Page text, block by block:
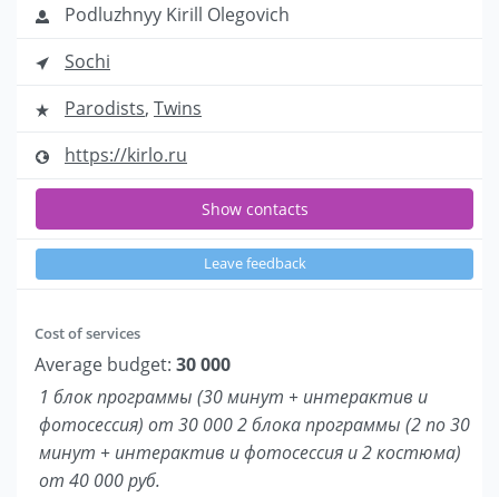
Podluzhnyy Kirill Olegovich
Sochi
Parodists, Twins
https://kirlo.ru
Show contacts
Leave feedback
Cost of services
Average budget: 30 000
1 блок программы (30 минут + интерактив и
фотосессия) от 30 000 2 блока программы (2 по 30
минут + интерактив и фотосессия и 2 костюма)
от 40 000 руб.